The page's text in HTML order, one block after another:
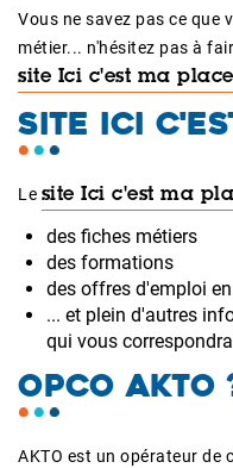
Vous ne savez pas ce que
métier... n'hésitez pas à
site Ici c'est ma place
SITE ICI
Le site Ici c'est ma
des fiches métiers
des formations
des offres d'emploi
... et plein d'autres
qui vous
OPCO AKTO
AKTO est un opérateur de